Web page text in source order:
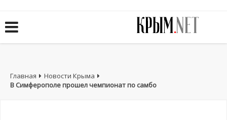
Главная
Новости Крыма
В Симферополе прошел чемпионат по самбо